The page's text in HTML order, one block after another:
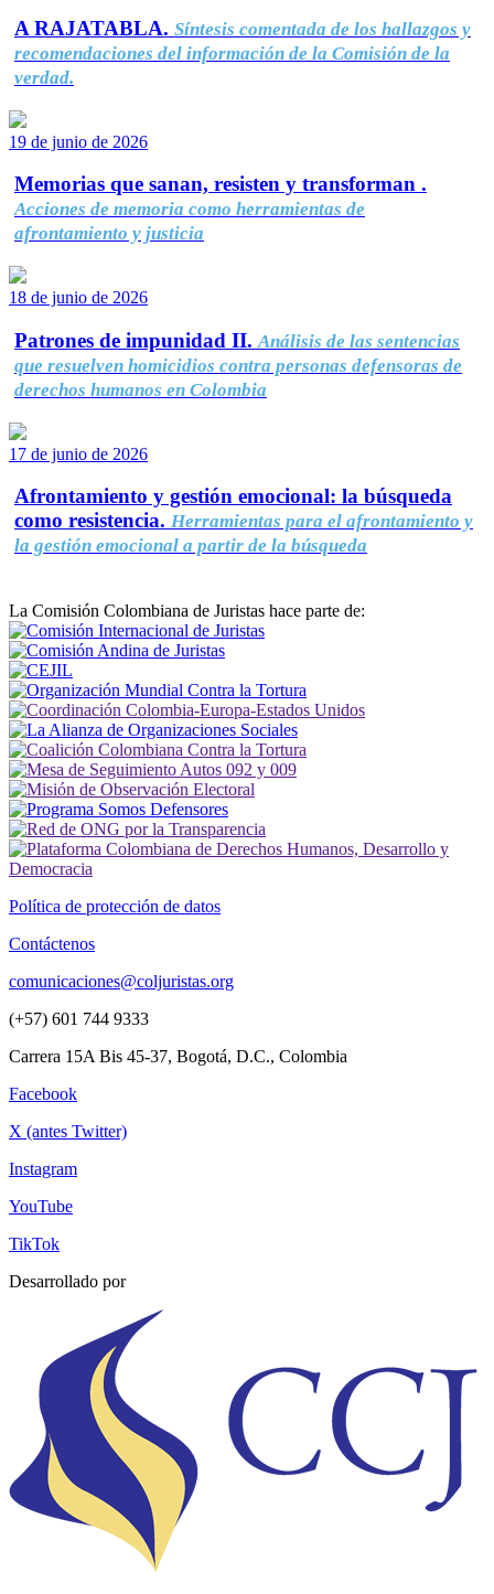
A RAJATABLA. Síntesis comentada de los hallazgos y
recomendaciones del información de la Comisión de la
verdad.
19 de junio de 2026
Memorias que sanan, resisten y transforman .
Acciones de memoria como herramientas de
afrontamiento y justicia
18 de junio de 2026
Patrones de impunidad II. Análisis de las sentencias
que resuelven homicidios contra personas defensoras de
derechos humanos en Colombia
17 de junio de 2026
Afrontamiento y gestión emocional: la búsqueda
como resistencia. Herramientas para el afrontamiento y
la gestión emocional a partir de la búsqueda
La Comisión Colombiana de Juristas hace parte de:
Política de protección de datos
Contáctenos
comunicaciones@coljuristas.org
(+57) 601 744 9333
Carrera 15A Bis 45-37, Bogotá, D.C., Colombia
Facebook
X (antes Twitter)
Instagram
YouTube
TikTok
Desarrollado por